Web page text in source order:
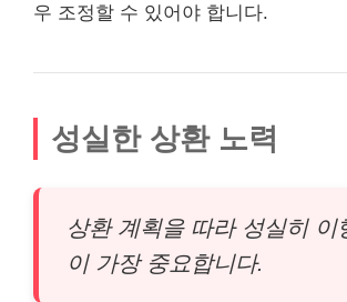
우 조정할 수 있어야 합니다.
성실한 상환 노력
상환 계획을 따라 성실히 이
이 가장 중요합니다.